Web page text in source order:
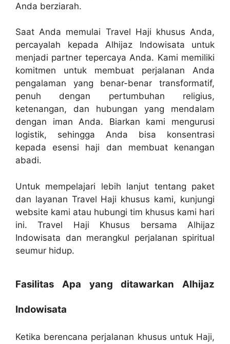
Anda berziarah.
Saat Anda memulai Travel Haji khusus Anda,
percayalah kepada Alhijaz Indowisata untuk
menjadi partner tepercaya Anda. Kami memiliki
komitmen untuk membuat perjalanan Anda
pengalaman yang benar-benar transformatif,
penuh dengan pertumbuhan religius,
ketenangan, dan hubungan yang mendalam
dengan iman Anda. Biarkan kami mengurusi
logistik, sehingga Anda bisa konsentrasi
kepada esensi haji dan membuat kenangan
abadi.
Untuk mempelajari lebih lanjut tentang paket
dan layanan Travel Haji khusus kami, kunjungi
website kami atau hubungi tim khusus kami hari
ini. Travel Haji Khusus bersama Alhijaz
Indowisata dan merangkul perjalanan spiritual
seumur hidup.
Fasilitas Apa yang ditawarkan Alhijaz
Indowisata
Ketika berencana perjalanan khusus untuk Haji,